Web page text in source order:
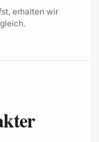
erhalten wir